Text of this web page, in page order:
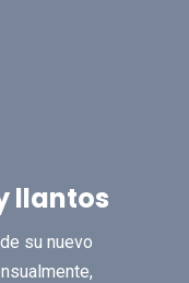
llantos
su nuevo